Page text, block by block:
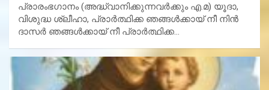
പ്രാരംഭഗാനം (അദ്ധ്വാനിക്കുന്നവര്‍ക്കും എ.മ) യൂദാ,
വിശുദ്ധ ശ്ലീഹാ, പ്രാര്‍ത്ഥിക്ക ഞങ്ങള്‍ക്കായ് നീ നിന്‍
ദാസര്‍ ഞങ്ങള്‍ക്കായ് നീ പ്രാര്‍ത്ഥിക്ക…